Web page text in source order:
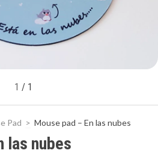
1 / 1
Pad > Mouse pad – En las nubes
las nubes